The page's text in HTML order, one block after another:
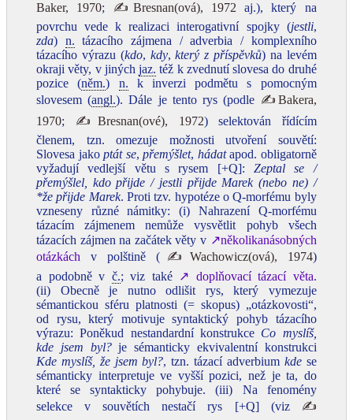
Baker, 1970; ✍Bresnan(ová), 1972 aj.), který na
povrchu vede k realizaci interogativní spojky (jestli,
zda) n. tázacího zájmena / adverbia / komplexního
tázacího výrazu (kdo, kdy,který z příspěvků) na levém
okraji věty, v jinýchjaz. též k zvednutí slovesa do druhé
pozice (něm.) n. k inverzi podmětu s pomocným
slovesem (angl.). Dále je tento rys (podle ✍Bakera,
1970; ✍Bresnan(ové), 1972) selektován řídícím
členem, tzn. omezuje možnosti utvoření souvětí:
Slovesa jakoptát se,přemýšlet, hádatapod. obligatorně
vyžadují vedlejší větu s rysem [+Q]:Zeptal se /
přemýšlel, kdo přijde / jestli přijde Marek (nebo ne) /
*že přijde Marek. Proti tzv. hypotéze o Q-morfému byly
vzneseny různé námitky: (i) Nahrazení Q-morfému
tázacím zájmenem nemůže vysvětlit pohyb všech
tázacích zájmen na začátek věty v ↗několikanásobných
otázkách v polštině ( ✍Wachowicz(ová), 1974)
a podobně v č.; viz také ↗ doplňovací tázací věta.
(ii) Obecně je nutno odlišit rys, který vymezuje
sémantickou sféru platnosti (= skopus) „otázkovosti“,
od rysu, který motivuje syntaktický pohyb tázacího
výrazu: Poněkud nestandardní konstrukce Co myslíš,
kde jsem byl?je sémanticky ekvivalentní konstrukci
Kde myslíš, že jsem byl?, tzn. tázací adverbium kdese
sémanticky interpretuje ve vyšší pozici, než je ta, do
které se syntakticky pohybuje. (iii) Na fenomény
selekce v souvětích nestačí rys [+Q] (viz ✍